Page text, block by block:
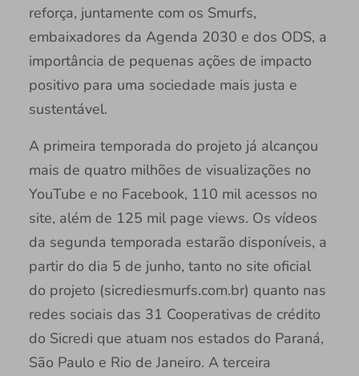
reforça, juntamente com os Smurfs,
embaixadores da Agenda 2030 e dos ODS, a
importância de pequenas ações de impacto
positivo para uma sociedade mais justa e
sustentável.
A primeira temporada do projeto já alcançou
mais de quatro milhões de visualizações no
YouTube e no Facebook, 110 mil acessos no
site, além de 125 mil page views. Os vídeos
da segunda temporada estarão disponíveis, a
partir do dia 5 de junho, tanto no site oficial
do projeto (sicrediesmurfs.com.br) quanto nas
redes sociais das 31 Cooperativas de crédito
do Sicredi que atuam nos estados do Paraná,
São Paulo e Rio de Janeiro. A terceira